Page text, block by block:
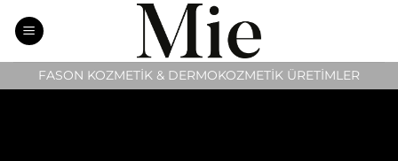
atla
FASON KOZMETİK & DERMOKOZMETİK ÜRETİMLER